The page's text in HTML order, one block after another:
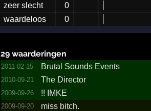
zeer slecht
0
waardeloos
0
29 waarderingen
2011-02-15 Brutal Sounds Events
2010-09-21 The Director
2009-09-26 !! IMKE
2009-09-20 miss bitch.